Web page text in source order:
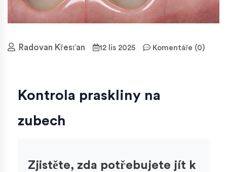
Radovan Křesťan 12 lis 2025 Komentáře (0)
Kontrola praskliny na
zubech
Zjistěte, zda potřebujete jít k